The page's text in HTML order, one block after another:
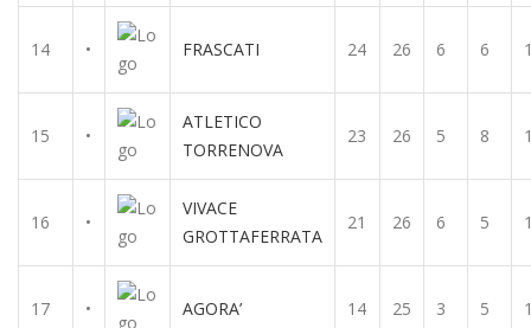
14 • FRASCATI 24 26 6 6
15 •
ATLETICO
TORRENOVA
23 26 5 8
16 •
VIVACE
GROTTAFERRATA
21 26 6 5
17 • AGORA’ 14 25 3 5